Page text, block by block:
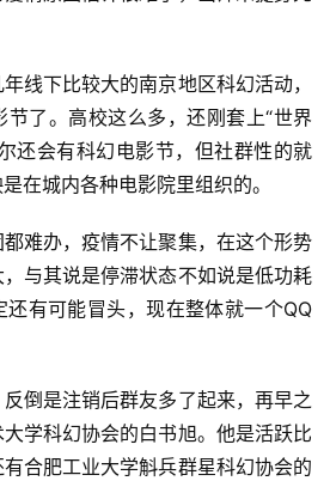
线下比较大的南京地区科幻活动，
了。高校这么多，还刚套上“世界
还会有科幻电影节，但社群性的就
在城内各种电影院里组织的。
难办，疫情不让聚集，在这个形势
与其说是停滞状态不如说是低功耗
有可能冒头，现在整体就一个QQ
倒是注销后群友多了起来，再早之
学科幻协会的白书旭。他是活跃比
合肥工业大学斛兵群星科幻协会的